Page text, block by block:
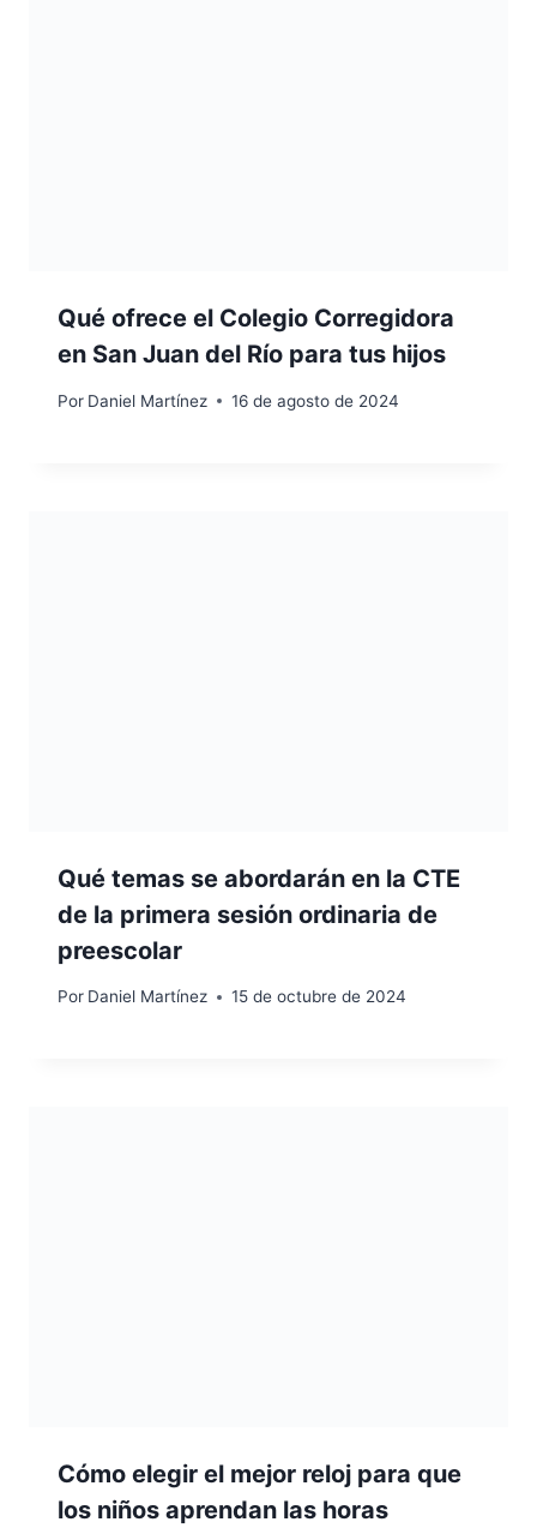
Qué ofrece el Colegio Corregidora
en San Juan del Río para tus hijos
Por Daniel Martínez 16 de agosto de 2024
Qué temas se abordarán en la CTE
de la primera sesión ordinaria de
preescolar
Por Daniel Martínez 15 de octubre de 2024
Cómo elegir el mejor reloj para que
los niños aprendan las horas